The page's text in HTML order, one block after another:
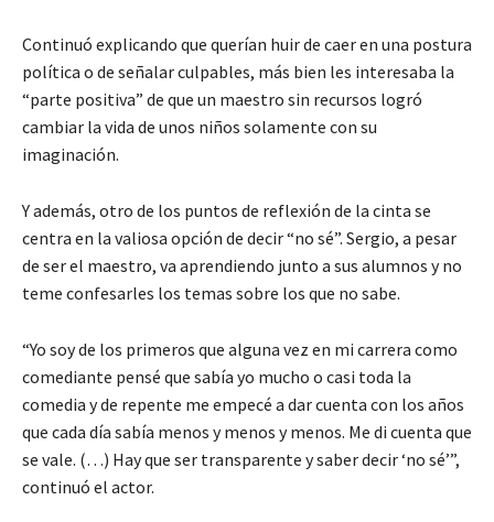
Continuó explicando que querían huir de caer en una postura
política o de señalar culpables, más bien les interesaba la
“parte positiva” de que un maestro sin recursos logró
cambiar la vida de unos niños solamente con su
imaginación.
Y además, otro de los puntos de reflexión de la cinta se
centra en la valiosa opción de decir “no sé”. Sergio, a pesar
de ser el maestro, va aprendiendo junto a sus alumnos y no
teme confesarles los temas sobre los que no sabe.
“Yo soy de los primeros que alguna vez en mi carrera como
comediante pensé que sabía yo mucho o casi toda la
comedia y de repente me empecé a dar cuenta con los años
que cada día sabía menos y menos y menos. Me di cuenta que
se vale. (…) Hay que ser transparente y saber decir ‘no sé’”,
continuó el actor.